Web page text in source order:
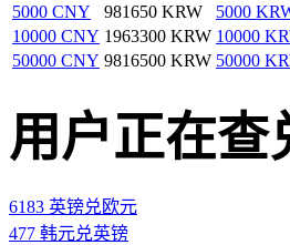
5000 CNY
981650 KRW 5000
10000 CNY 1963300 KRW 10000
50000 CNY 9816500 KRW 50000
用户正在查
6183 英镑兑欧元
477 韩元兑英镑